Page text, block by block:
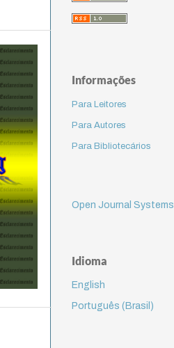
Informações
Para Leitores
Para Autores
Para Bibliotecários
Open Journal Systems
Idioma
English
Português (Brasil)